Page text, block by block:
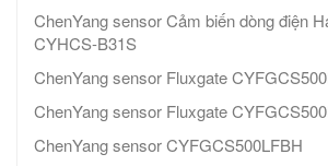
ChenYang sensor Cảm biến dòng điện
CYHCS-B31S
ChenYang sensor Fluxgate
ChenYang sensor Fluxgate
ChenYang sensor CYFGCS500LFBH